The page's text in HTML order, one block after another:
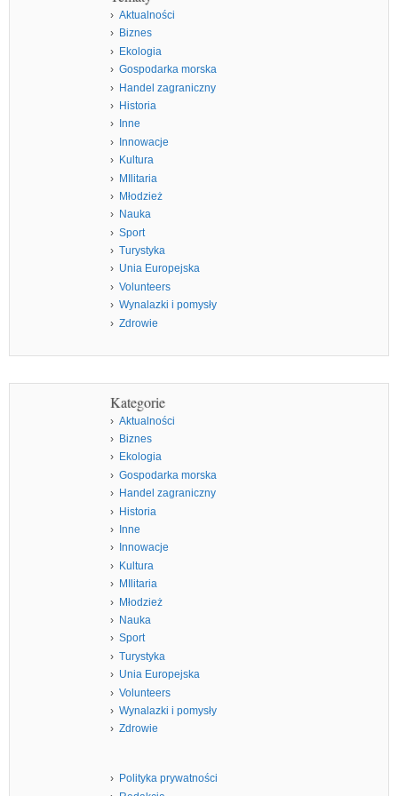
Aktualności
Biznes
Ekologia
Gospodarka morska
Handel zagraniczny
Historia
Inne
Innowacje
Kultura
MIlitaria
Młodzież
Nauka
Sport
Turystyka
Unia Europejska
Volunteers
Wynalazki i pomysły
Zdrowie
Kategorie
Aktualności
Biznes
Ekologia
Gospodarka morska
Handel zagraniczny
Historia
Inne
Innowacje
Kultura
MIlitaria
Młodzież
Nauka
Sport
Turystyka
Unia Europejska
Volunteers
Wynalazki i pomysły
Zdrowie
Polityka prywatności